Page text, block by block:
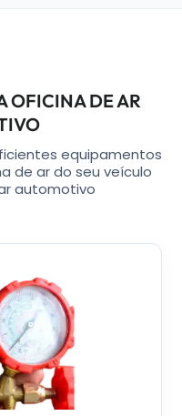
OFICINA DE AR
equipamentos
de ar do seu veículo
automotivo